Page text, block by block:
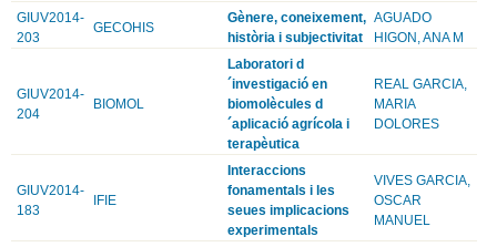
GIUV2014-
203
GECOHIS
Gènere, coneixement,
història i subjectivitat
AGUADO
HIGON, ANA M
GIUV2014-
204
BIOMOL
Laboratori d
´investigació en
biomolècules d
´aplicació agrícola i
terapèutica
REAL GARCIA,
MARIA
DOLORES
GIUV2014-
183
IFIE
Interaccions
fonamentals i les
seues implicacions
experimentals
VIVES GARCIA,
OSCAR
MANUEL